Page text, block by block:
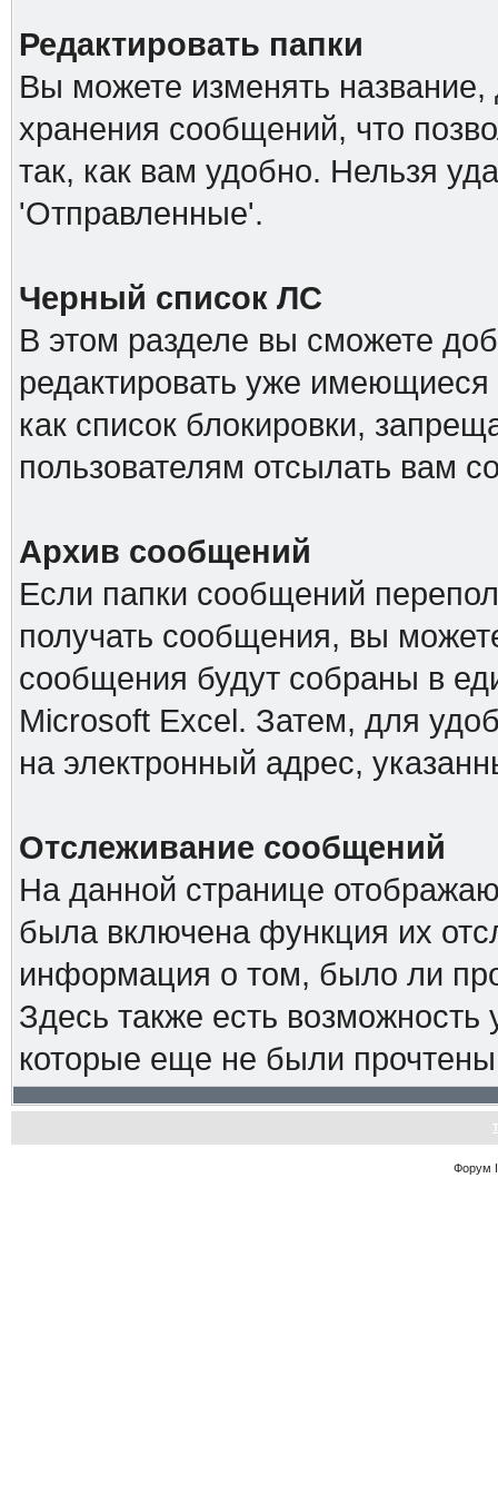
Редактировать папки
Вы можете изменять название,
хранения сообщений, что
так, как вам удобно. Нельзя
'Отправленные'.
Черный список ЛС
В этом разделе вы сможете
редактировать уже имеющиеся
как список блокировки,
пользователям отсылать вам
Архив сообщений
Если папки сообщений
получать сообщения, вы
сообщения будут собраны в
Microsoft Excel. Затем, для
на электронный адрес,
Отслеживание сообщений
На данной странице
была включена функция их
информация о том, было ли
Здесь также есть
которые еще не были
Форум